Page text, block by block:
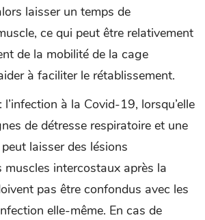
laisser un temps de
ce qui peut être relativement
de la mobilité de la cage
à faciliter le rétablissement.
à la Covid-19, lorsqu’elle
de détresse respiratoire et une
laisser des lésions
muscles intercostaux après la
pas être confondus avec les
elle-même. En cas de